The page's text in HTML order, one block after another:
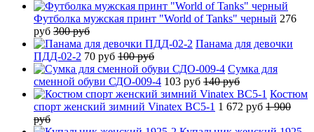
Футболка мужская принт "World of Tanks" черный 276
руб 300 руб
Панама для девочки
ПДД-02-2 70 руб 100 руб
Сумка для
сменной обуви СДО-009-4 103 руб 140 руб
Костюм
спорт женский зимний Vinatex BC5-1 1 672 руб 1 900
руб